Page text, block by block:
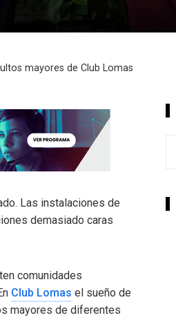
mayores de Club Lomas
Las instalaciones de
demasiado caras
comunidades
Club Lomas el sueño de
mayores de diferentes